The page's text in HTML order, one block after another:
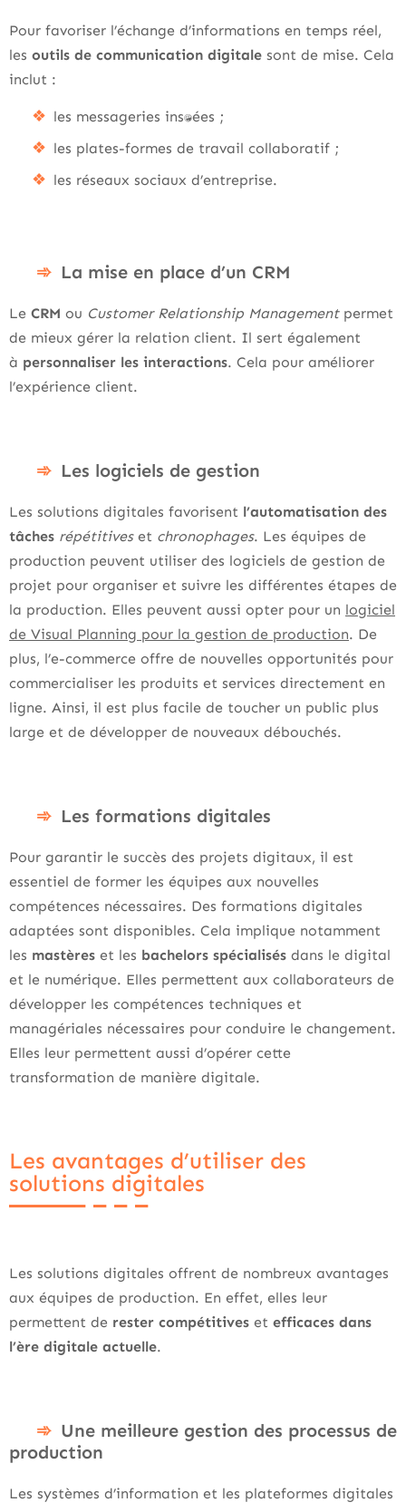
Pour favoriser l’échange d’informations en temps réel,
les outils de communication digitale sont de mise. Cela
inclut :
les messageries instantanées ;
les plates-formes de travail collaboratif ;
les réseaux sociaux d’entreprise.
La mise en place d’un CRM
Le CRM ou Customer Relationship Managementpermet
de mieux gérer la relation client. Il sert également
à personnaliser les interactions. Cela pour améliorer
l’expérience client.
Les logiciels de gestion
Les solutions digitales favorisent l’automatisation des
tâches répétitiveset chronophages. Les équipes de
production peuvent utiliser des logiciels de gestion de
projet pour organiser et suivre les différentes étapes de
la production. Elles peuvent aussi opter pour un logiciel
de Visual Planning pour la gestion de production. De
plus, l’e-commerce offre de nouvelles opportunités pour
commercialiser les produits et services directement en
ligne. Ainsi, il est plus facile de toucher un public plus
large et de développer de nouveaux débouchés.
Les formations digitales
Pour garantir le succès des projets digitaux, il est
essentiel de former les équipes aux nouvelles
compétences nécessaires. Des formations digitales
adaptées sont disponibles. Cela implique notamment
les mastères et les bachelors spécialisés dans le digital
et le numérique. Elles permettent aux collaborateurs de
développer les compétences techniques et
managériales nécessaires pour conduire le changement.
Elles leur permettent aussi d’opérer cette
transformation de manière digitale.
Les avantages d’utiliser des
solutions digitales
Les solutions digitales offrent de nombreux avantages
aux équipes de production. En effet, elles leur
permettent de rester compétitives et efficaces dans
l’ère digitale actuelle.
Une meilleure gestion des processus de
production
Les systèmes d’information et les plateformes digitales